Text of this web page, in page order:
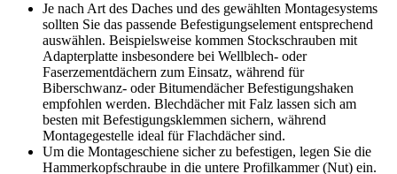
Je nach Art des Daches und des gewählten Montagesystems
sollten Sie das passende Befestigungselement entsprechend
auswählen. Beispielsweise kommen Stockschrauben mit
Adapterplatte insbesondere bei Wellblech- oder
Faserzementdächern zum Einsatz, während für
Biberschwanz- oder Bitumendächer Befestigungshaken
empfohlen werden. Blechdächer mit Falz lassen sich am
besten mit Befestigungsklemmen sichern, während
Montagegestelle ideal für Flachdächer sind.
Um die Montageschiene sicher zu befestigen, legen Sie die
Hammerkopfschraube in die untere Profilkammer (Nut) ein.